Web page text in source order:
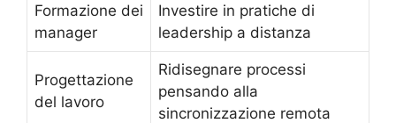
Formazione dei
manager
Investire in pratiche di
leadership a distanza
Progettazione
del lavoro
Ridisegnare processi
pensando alla
sincronizzazione remota